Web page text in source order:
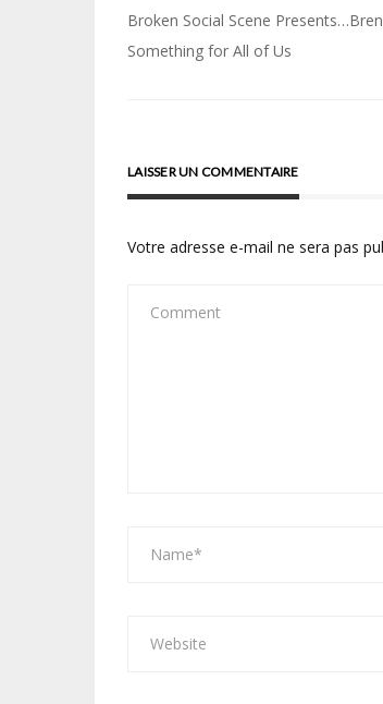
Navigation
de
Broken Social Scene
Something for All of Us
LAISSER UN COMMENTAIRE
Votre adresse e-mail ne sera pas